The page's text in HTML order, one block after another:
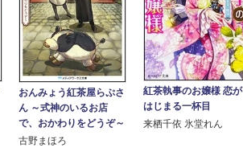
おんみょう紅茶屋らぷさ
ん ～式神のいるお店
で、おかわりをどうぞ～
古野まほろ
紅茶執事のお嬢様 恋が
はじまる一杯目
来栖千依 氷堂れん